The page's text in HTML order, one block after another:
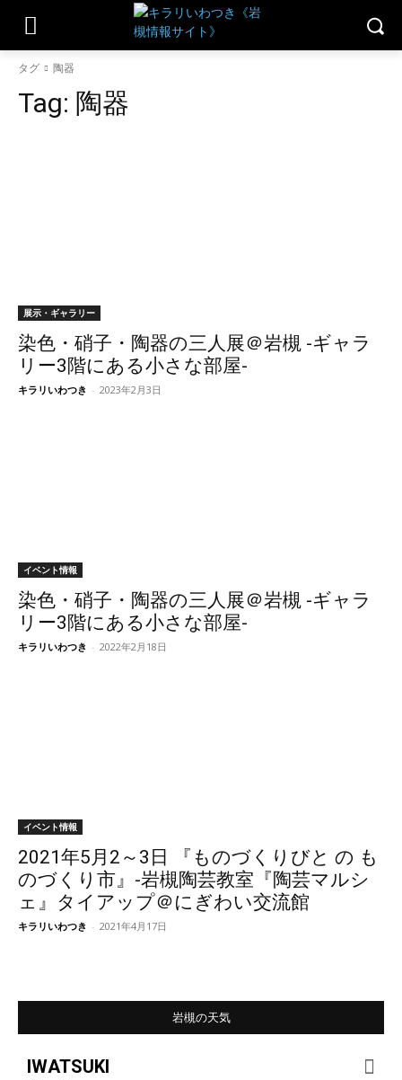
タグ 陶器
Tag: 陶器
展示・ギャラリー
染色・硝子・陶器の三人展＠岩槻 -ギャラ
リー3階にある小さな部屋-
キラリいわつき - 2023年2月3日
イベント情報
染色・硝子・陶器の三人展＠岩槻 -ギャラ
リー3階にある小さな部屋-
キラリいわつき - 2022年2月18日
イベント情報
2021年5月2～3日 『ものづくりびと の も
のづくり市』-岩槻陶芸教室『陶芸マルシ
ェ』タイアップ＠にぎわい交流館
キラリいわつき - 2021年4月17日
岩槻の天気
IWATSUKI